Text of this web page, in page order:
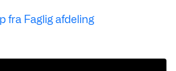
fra Faglig afdeling